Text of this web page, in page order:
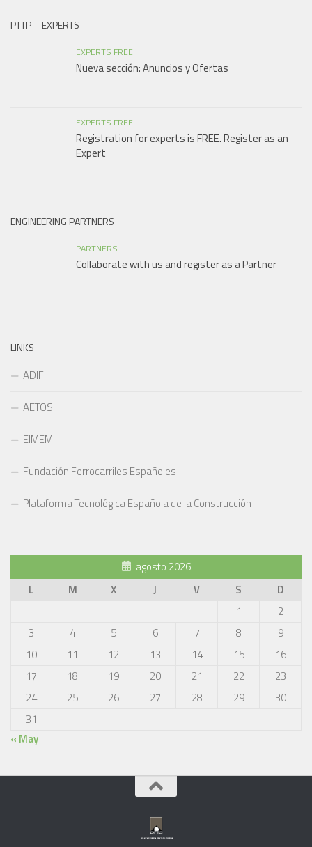
PTTP – EXPERTS
EXPERTS FREE
Nueva sección: Anuncios y Ofertas
EXPERTS FREE
Registration for experts is FREE. Register as an
Expert
ENGINEERING PARTNERS
PARTNERS
Collaborate with us and register as a Partner
LINKS
ADIF
AETOS
EIMEM
Fundación Ferrocarriles Españoles
Plataforma Tecnológica Española de la Construcción
agosto 2026
L
M X J V S
D
1
2
3
4 5 6 7 8
9
10
11 12 13 14 15
16
17
18 19 20 21 22
23
24
25 26 27 28 29
30
31
« May